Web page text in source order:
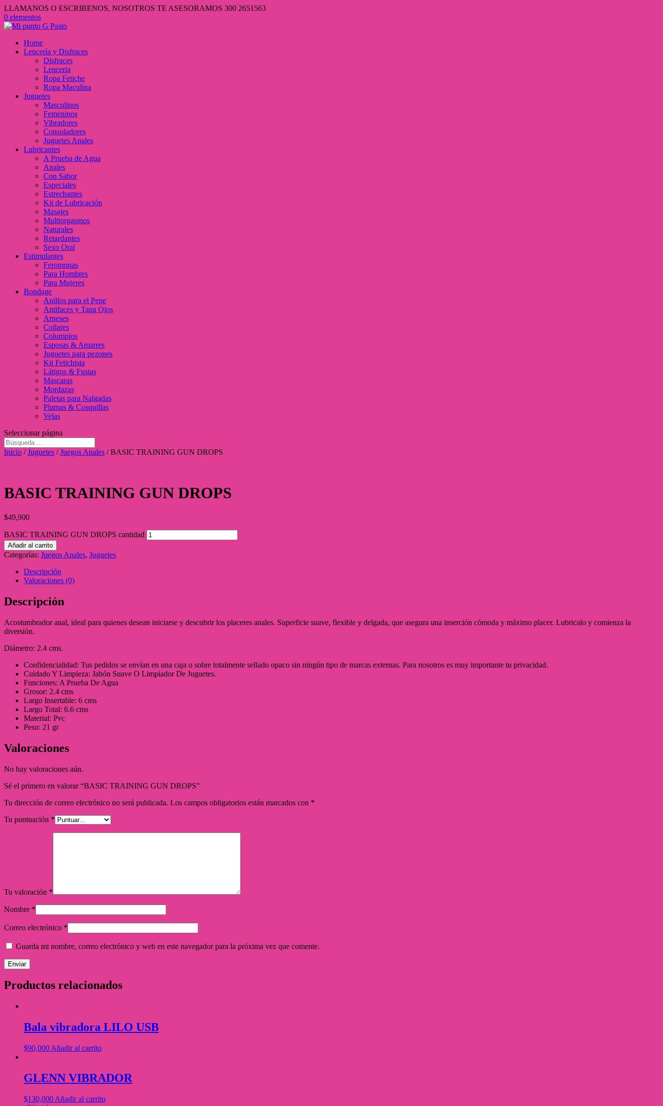
LLAMANOS O ESCRIBENOS, NOSOTROS TE ASESORAMOS 300 2651563
0 elementos
Home
Lencería y Disfraces
Disfraces
Lenceria
Ropa Fetiche
Ropa Maculina
Juguetes
Masculinos
Femeninos
Vibradores
Consoladores
Juguetes Anales
Lubricantes
A Prueba de Agua
Anales
Con Sabor
Especiales
Estrechantes
Kit de Lubricación
Masajes
Multiorgasmos
Naturales
Retardantes
Sexo Oral
Estimulantes
Feromonas
Para Hombres
Para Mujeres
Bondage
Anillos para el Pene
Antifaces y Tapa Ojos
Arneses
Collares
Columpios
Esposas & Amarres
Juguetes para pezones
Kit Fetichista
Látigos & Fustas
Mascaras
Mordazas
Paletas para Nalgadas
Plumas & Cosquillas
Velas
Seleccionar página
Inicio /Juguetes /Juegos Anales / BASIC TRAINING GUN DROPS
BASIC TRAINING GUN DROPS
$49,900
BASIC TRAINING GUN DROPS cantidad
Añadir al carrito
Categorías: Juegos Anales, Juguetes
Descripción
Valoraciones (0)
Descripción
Acostumbrador anal, ideal para quienes desean iniciarse y descubrir los placeres anales. Superficie suave, flexible y delgada, que asegura una inserción cómoda y máximo placer. Lubricalo y comienza la
diversión.
Diámetro: 2.4 cms.
Confidencialidad: Tus pedidos se envían en una caja o sobre totalmente sellado opaco sin ningún tipo de marcas externas. Para nosotros es muy importante tu privacidad.
Cuidado Y Limpieza: Jabón Suave O Limpiador De Juguetes.
Funciones: A Prueba De Agua
Grosor: 2.4 cms
Largo Insertable: 6 cms
Largo Total: 6.6 cms
Material: Pvc
Peso: 21 gr
Valoraciones
No hay valoraciones aún.
Sé el primero en valorar “BASIC TRAINING GUN DROPS”
Tu dirección de correo electrónico no será publicada. Los campos obligatorios están marcados con *
Tu puntuación *
Tu valoración *
Nombre *
Correo electrónico *
Guarda mi nombre, correo electrónico y web en este navegador para la próxima vez que comente.
Productos relacionados
Bala vibradora LILO USB
$90,000 Añadir al carrito
GLENN VIBRADOR
$130,000 Añadir al carrito